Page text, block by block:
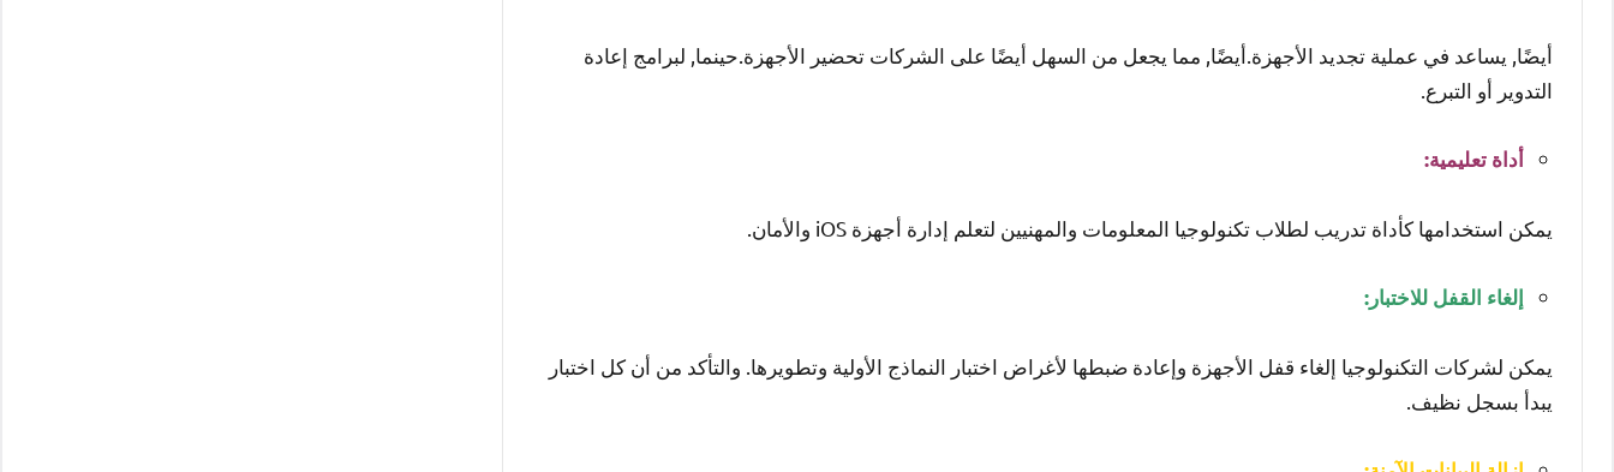
أيضًا, يساعد في عملية تجديد الأجهزة.أيضًا, مما يجعل من السهل أيضًا على الشركات تحضير الأجهزة.حينما, لبرامج إعادة
التدوير أو التبرع.
أداة تعليمية:
يمكن استخدامها كأداة تدريب لطلاب تكنولوجيا المعلومات والمهنيين لتعلم إدارة أجهزة iOS والأمان.
إلغاء القفل للاختبار:
يمكن لشركات التكنولوجيا إلغاء قفل الأجهزة وإعادة ضبطها لأغراض اختبار النماذج الأولية وتطويرها. والتأكد من أن كل اختبار
يبدأ بسجل نظيف.